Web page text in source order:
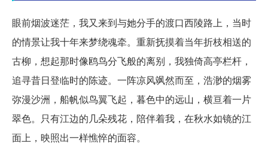
眼前烟波迷茫，我又来到与她分手的渡口西陵路上，当时
的情景让我十年来梦绕魂牵。重新抚摸着当年折枝相送的
古柳，想起那时像鸥鸟分飞般的离别，我独倚高亭栏杆，
追寻昔日登临时的陈迹。一阵凉风飒然而至，浩渺的烟雾
弥漫沙洲，船帆似鸟翼飞起，暮色中的远山，横亘着一片
翠色。只有江边的几朵残花，陪伴着我，在秋水如镜的江
面上，映照出一样憔悴的面容。